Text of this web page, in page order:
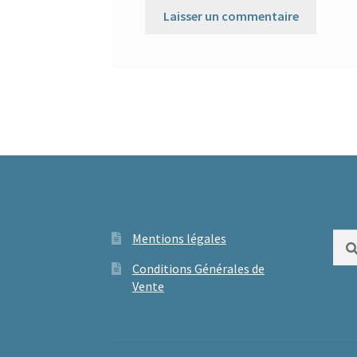
Mentions légales
Conditions Générales de
Vente